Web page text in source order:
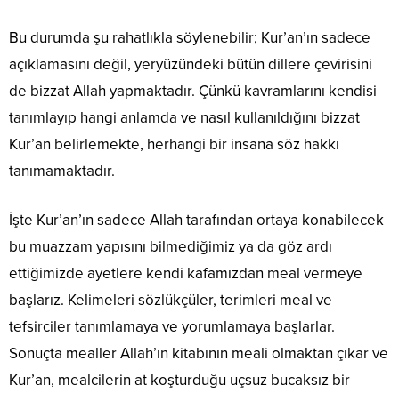
Bu durumda şu rahatlıkla söylenebilir; Kur’an’ın sadece
açıklamasını değil, yeryüzündeki bütün dillere çevirisini
de bizzat Allah yapmaktadır. Çünkü kavramlarını kendisi
tanımlayıp hangi anlamda ve nasıl kullanıldığını bizzat
Kur’an belirlemekte, herhangi bir insana söz hakkı
tanımamaktadır.
İşte Kur’an’ın sadece Allah tarafından ortaya konabilecek
bu muazzam yapısını bilmediğimiz ya da göz ardı
ettiğimizde ayetlere kendi kafamızdan meal vermeye
başlarız. Kelimeleri sözlükçüler, terimleri meal ve
tefsirciler tanımlamaya ve yorumlamaya başlarlar.
Sonuçta mealler Allah’ın kitabının meali olmaktan çıkar ve
Kur’an, mealcilerin at koşturduğu uçsuz bucaksız bir